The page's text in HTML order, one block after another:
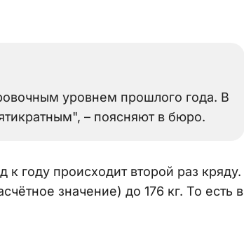
уровнем прошлого года. В
– поясняют в бюро.
году происходит второй раз кряду.
значение) до 176 кг. То есть в